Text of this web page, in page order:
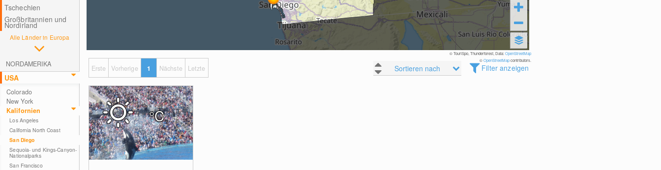
Tschechien
Großbritannien und
Nordirland
Alle Länder in Europa
NORDAMERIKA
USA
Colorado
New York
Kalifornien
Los Angeles
California North Coast
San Diego
Sequoia- und Kings-Canyon-
Nationalparks
San Francisco
© TouriSpo, Thunderforest, Data:OpenStreetMap
©OpenStreetMapcontributors.
Sortieren nach Filter anzeigen
Erste Vorherige 1 Nächste Letzte
°C